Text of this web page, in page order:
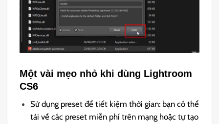
Một vài mẹo nhỏ khi dùng Lightroom
CS6
Sử dụng preset để tiết kiệm thời gian: bạn có thể
tải về các preset miễn phí trên mạng hoặc tự tạo